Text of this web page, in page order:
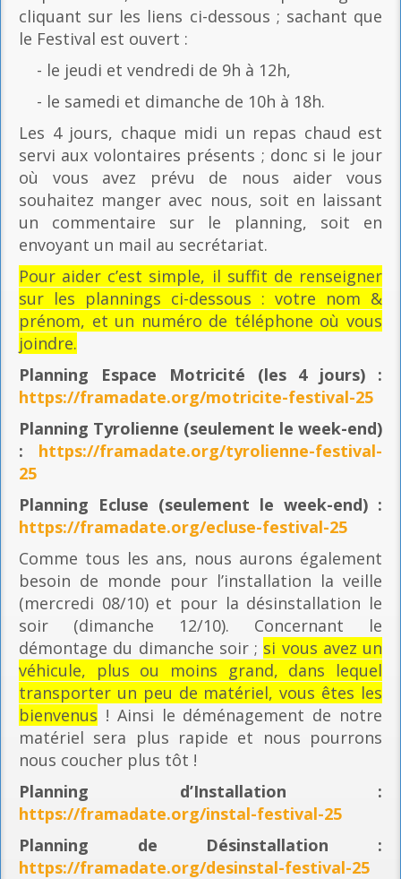
cliquant sur les liens ci-dessous ; sachant que
le Festival est ouvert :
- le jeudi et vendredi de 9h à 12h,
- le samedi et dimanche de 10h à 18h.
Les 4 jours, chaque midi un repas chaud est
servi aux volontaires présents ; donc si le jour
où vous avez prévu de nous aider vous
souhaitez manger avec nous, soit en laissant
un commentaire sur le planning, soit en
envoyant un mail au secrétariat.
Pour aider c’est simple, il suffit de renseigner
sur les plannings ci-dessous : votre nom &
prénom, et un numéro de téléphone où vous
joindre.
Planning Espace Motricité (les 4 jours) :
https://framadate.org/motricite-festival-25
Planning Tyrolienne (seulement le week-end)
: https://framadate.org/tyrolienne-festival-
25
Planning Ecluse (seulement le week-end) :
https://framadate.org/ecluse-festival-25
Comme tous les ans, nous aurons également
besoin de monde pour l’installation la veille
(mercredi 08/10) et pour la désinstallation le
soir (dimanche 12/10). Concernant le
démontage du dimanche soir ; si vous avez un
véhicule, plus ou moins grand, dans lequel
transporter un peu de matériel, vous êtes les
bienvenus ! Ainsi le déménagement de notre
matériel sera plus rapide et nous pourrons
nous coucher plus tôt !
Planning d’Installation :
https://framadate.org/instal-festival-25
Planning de Désinstallation :
https://framadate.org/desinstal-festival-25